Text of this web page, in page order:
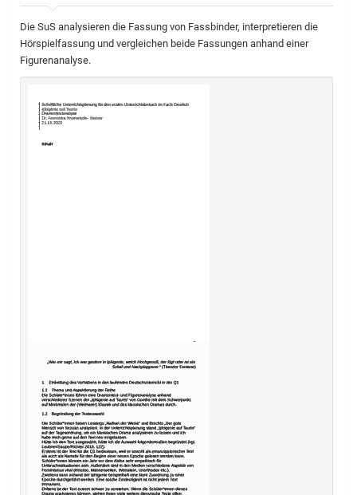
Die SuS analysieren die Fassung von Fassbinder, interpretieren die
Hörspielfassung und vergleichen beide Fassungen anhand einer
Figurenanalyse.